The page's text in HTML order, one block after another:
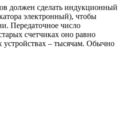
должен сделать индукционный
электронный), чтобы
Передаточное число
счетчиках оно равно
устройствах – тысячам. Обычно